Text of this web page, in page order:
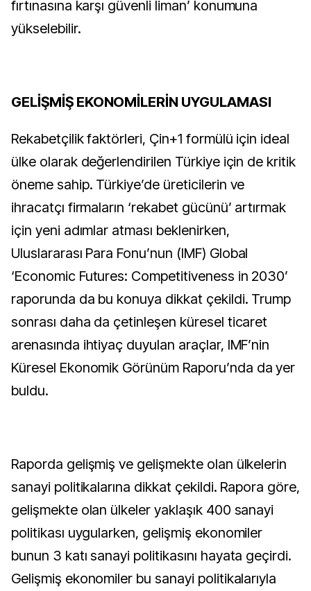
fırtınasına karşı güvenli liman’ konumuna
yükselebilir.
GELİŞMİŞ EKONOMİLERİN UYGULAMASI
Rekabetçilik faktörleri, Çin+1 formülü için ideal
ülke olarak değerlendirilen Türkiye için de kritik
öneme sahip. Türkiye’de üreticilerin ve
ihracatçı firmaların ‘rekabet gücünü’ artırmak
için yeni adımlar atması beklenirken,
Uluslararası Para Fonu’nun (IMF) Global
‘Economic Futures: Competitiveness in 2030’
raporunda da bu konuya dikkat çekildi. Trump
sonrası daha da çetinleşen küresel ticaret
arenasında ihtiyaç duyulan araçlar, IMF’nin
Küresel Ekonomik Görünüm Raporu’nda da yer
buldu.
Raporda gelişmiş ve gelişmekte olan ülkelerin
sanayi politikalarına dikkat çekildi. Rapora göre,
gelişmekte olan ülkeler yaklaşık 400 sanayi
politikası uygularken, gelişmiş ekonomiler
bunun 3 katı sanayi politikasını hayata geçirdi.
Gelişmiş ekonomiler bu sanayi politikalarıyla